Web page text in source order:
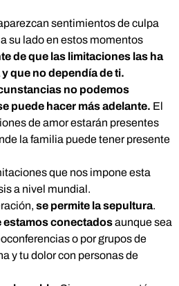
sentimientos de culpa
su lado en estos momentos
de que las limitaciones las ha
que no dependía de ti.
no podemos
puede hacer más adelante. El
de amor estarán presentes
la familia puede tener presente
que nos impone esta
a nivel mundial.
se permite la sepultura.
estamos conectadosaunque sea
o por grupos de
y tu dolor con personas de